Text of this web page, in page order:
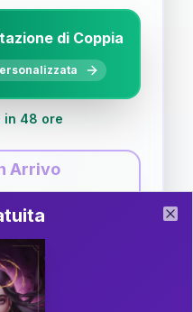
di Coppia
in 48 ore
Arrivo
di Coppia
Iscriviti alla newsletter
del Libro